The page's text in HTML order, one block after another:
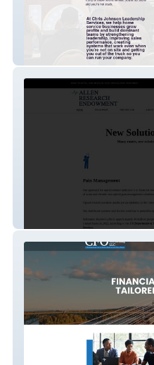
Chris Johnson Leadership
Allen Research Endowment